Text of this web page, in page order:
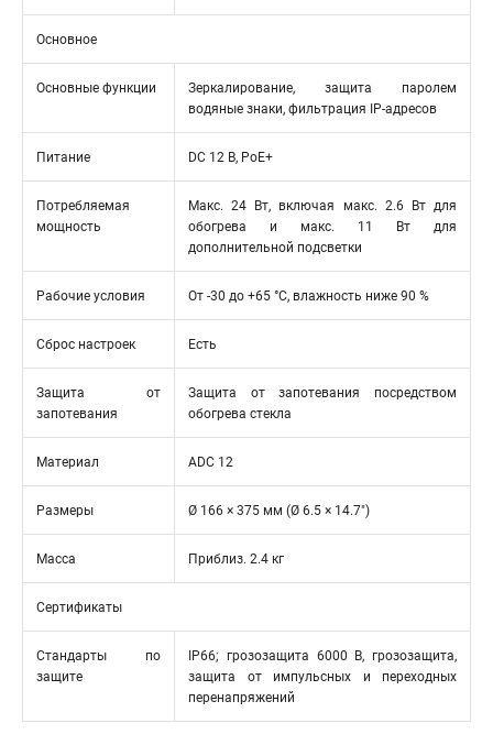
Основное
Основные функции
Зеркалирование, защита паролем
водяные знаки, фильтрация IP-адресов
Питание DC 12 В, PoE+
Потребляемая
мощность
Макс. 24 Вт, включая макс. 2.6 Вт для
обогрева и макс. 11 Вт для
дополнительной подсветки
Рабочие условия От -30 до +65 °C, влажность ниже 90 %
Сброс настроек Есть
Защита от
запотевания
Защита от запотевания посредством
обогрева стекла
Материал ADC 12
Размеры Ø 166 × 375 мм (Ø 6.5 × 14.7″)
Масса Приблиз. 2.4 кг
Сертификаты
Стандарты по
защите
IP66; грозозащита 6000 В, грозозащита,
защита от импульсных и переходных
перенапряжений